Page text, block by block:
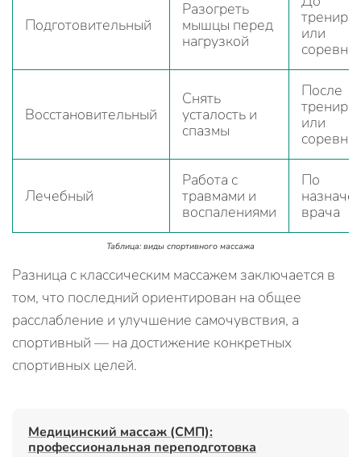
Подготовительный
Разогреть
мышцы перед
нагрузкой
или
Восстановительный
Снять
усталость и
спазмы
После
или
Лечебный
Работа с
травмами и
воспалениями
По
врача
Таблица: виды спортивного массажа
Разница с классическим массажем заключается в
том, что последний ориентирован на общее
расслабление и улучшение самочувствия, а
спортивный — на достижение конкретных
спортивных целей.
Медицинский массаж (СМП):
профессиональная переподготовка